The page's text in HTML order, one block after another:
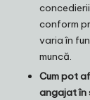
conform
varia în
muncă.
Cum pot
angajat în